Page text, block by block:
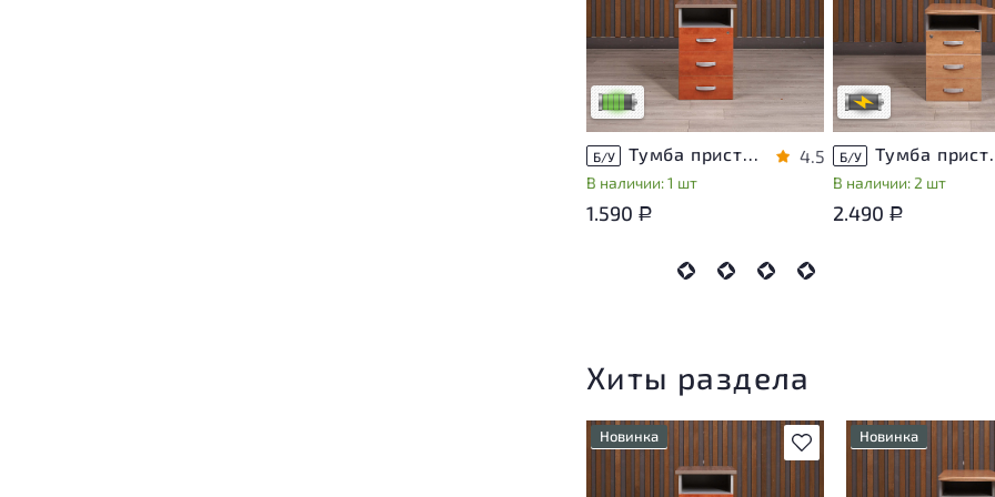
незначительные следы
эксплуатации, не влияющие
на удобство его
использования
Низкая степень износа
Б/У Тумба приставная Berlin ДСП Орех Россия
В наличии: 1 шт
4.5
1.590 Р
стадии проверки. Вы
уточнить
информацию у
магазина
В обработке
Б/У Тумба
В наличии: 2 шт
2.490 Р
Хиты раздела
В избранное
Новинка
У товара присутствуют
незначительные следы
Новинка
Степень износа
стадии проверки.